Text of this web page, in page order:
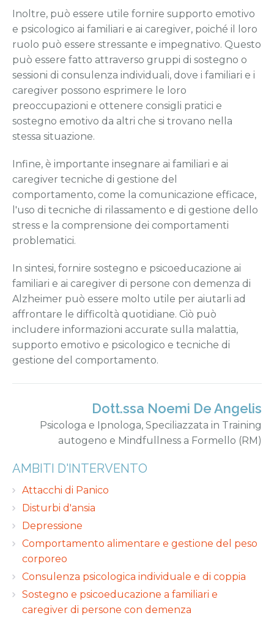
Inoltre, può essere utile fornire supporto emotivo
e psicologico ai familiari e ai caregiver, poiché il loro
ruolo può essere stressante e impegnativo. Questo
può essere fatto attraverso gruppi di sostegno o
sessioni di consulenza individuali, dove i familiari e i
caregiver possono esprimere le loro
preoccupazioni e ottenere consigli pratici e
sostegno emotivo da altri che si trovano nella
stessa situazione.
Infine, è importante insegnare ai familiari e ai
caregiver tecniche di gestione del
comportamento, come la comunicazione efficace,
l'uso di tecniche di rilassamento e di gestione dello
stress e la comprensione dei comportamenti
problematici.
In sintesi, fornire sostegno e psicoeducazione ai
familiari e ai caregiver di persone con demenza di
Alzheimer può essere molto utile per aiutarli ad
affrontare le difficoltà quotidiane. Ciò può
includere informazioni accurate sulla malattia,
supporto emotivo e psicologico e tecniche di
gestione del comportamento.
Dott.ssa Noemi De Angelis
Psicologa e Ipnologa, Speciliazzata in Training
autogeno e Mindfullness a Formello (RM)
AMBITI D'INTERVENTO
Attacchi di Panico
Disturbi d'ansia
Depressione
Comportamento alimentare e gestione del peso
corporeo
Consulenza psicologica individuale e di coppia
Sostegno e psicoeducazione a familiari e
caregiver di persone con demenza